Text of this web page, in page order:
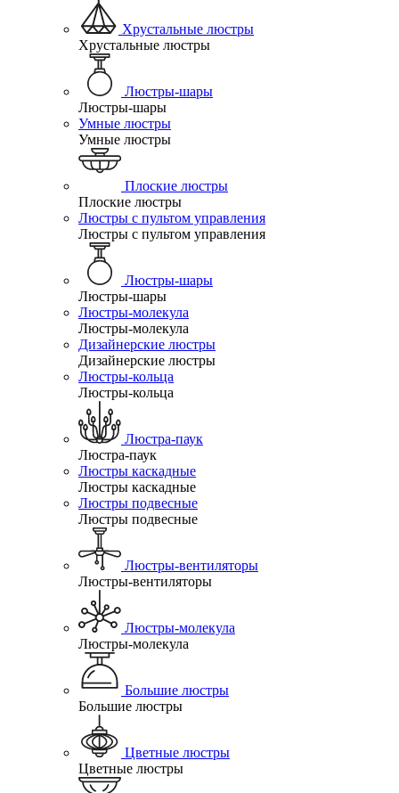
Хрустальные люстры
Хрустальные люстры
Люстры-шары
Люстры-шары
Умные люстры
Умные люстры
Плоские люстры
Плоские люстры
Люстры с пультом управления
Люстры с пультом управления
Люстры-шары
Люстры-шары
Люстры-молекула
Люстры-молекула
Дизайнерские люстры
Дизайнерские люстры
Люстры-кольца
Люстры-кольца
Люстра-паук
Люстра-паук
Люстры каскадные
Люстры каскадные
Люстры подвесные
Люстры подвесные
Люстры-вентиляторы
Люстры-вентиляторы
Люстры-молекула
Люстры-молекула
Большие люстры
Большие люстры
Цветные люстры
Цветные люстры